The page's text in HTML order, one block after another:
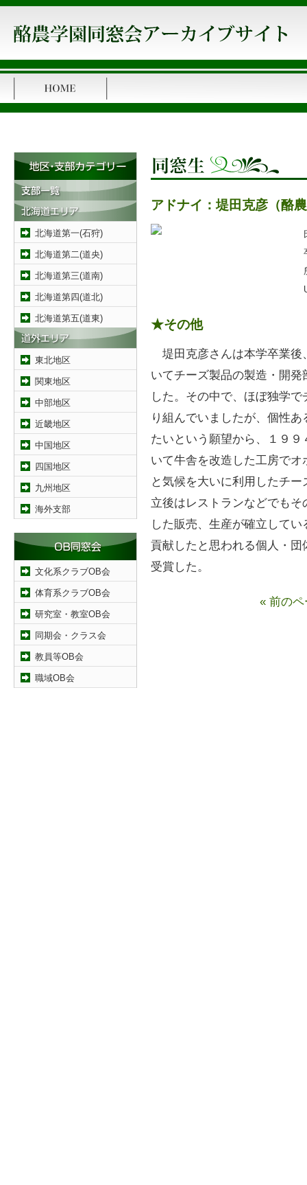
北海道第一(石狩)
北海道第二(道央)
北海道第三(道南)
北海道第四(道北)
北海道第五(道東)
東北地区
関東地区
中部地区
近畿地区
中国地区
四国地区
九州地区
海外支部
文化系クラブOB会
体育系クラブOB会
研究室・教室OB会
同期会・クラス会
教員等OB会
職域OB会
アドナイ：堤田克彦（酪
★その他
堤田克彦さんは本学卒業後
いてチーズ製品の製造・開発
した。その中で、ほぼ独学で
り組んでいましたが、個性あ
たいという願望から、１９９
いて牛舎を改造した工房でオ
と気候を大いに利用したチ
立後はレストランなどでも
した販売、生産が確立して
貢献したと思われる個人・
受賞した。
« 前のペ